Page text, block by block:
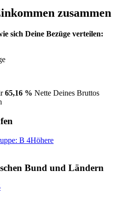
zusammen
sich Deine Bezüge verteilen:
65,16 % Nette Deines Bruttos
B 4Höhere
Bund und Ländern